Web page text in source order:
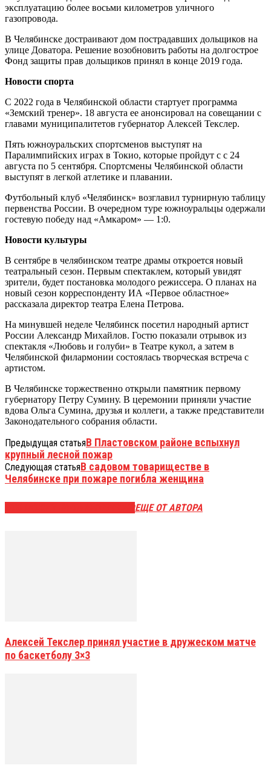
эксплуатацию более восьми километров уличного
газопровода.
В Челябинске достраивают дом пострадавших дольщиков на
улице Доватора. Решение возобновить работы на долгострое
Фонд защиты прав дольщиков принял в конце 2019 года.
Новости спорта
С 2022 года в Челябинской области стартует программа
«Земский тренер». 18 августа ее анонсировал на совещании с
главами муниципалитетов губернатор Алексей Текслер.
Пять южноуральских спортсменов выступят на
Паралимпийских играх в Токио, которые пройдут с с 24
августа по 5 сентября. Спортсмены Челябинской области
выступят в легкой атлетике и плавании.
Футбольный клуб «Челябинск» возглавил турнирную таблицу
первенства России. В очередном туре южноуральцы одержали
гостевую победу над «Амкаром» — 1:0.
Новости культуры
В сентябре в челябинском театре драмы откроется новый
театральный сезон. Первым спектаклем, который увидят
зрители, будет постановка молодого режиссера. О планах на
новый сезон корреспонденту ИА «Первое областное»
рассказала директор театра Елена Петрова.
На минувшей неделе Челябинск посетил народный артист
России Александр Михайлов. Гостю показали отрывок из
спектакля «Любовь и голуби» в Театре кукол, а затем в
Челябинской филармонии состоялась творческая встреча с
артистом.
В Челябинске торжественно открыли памятник первому
губернатору Петру Сумину. В церемонии приняли участие
вдова Ольга Сумина, друзья и коллеги, а также представители
Законодательного собрания области.
Предыдущая статьяВ Пластовском районе вспыхнул
крупный лесной пожар
Следующая статьяВ садовом товариществе в
Челябинске при пожаре погибла женщина
ЕЩЕ ОТ АВТОРА
Алексей Текслер принял участие в дружеском матче
по баскетболу 3×3